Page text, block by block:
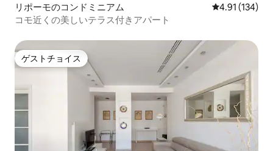
リポーモのコンドミニアム レビュー134
4.91 (134)
コモ近くの美しいテラス付きアパート
ゲストチョイス
ゲストチョイス